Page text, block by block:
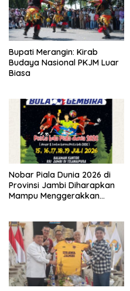
Bupati Merangin: Kirab
Budaya Nasional PKJM Luar
Biasa
Nobar Piala Dunia 2026 di
Provinsi Jambi Diharapkan
Mampu Menggerakkan